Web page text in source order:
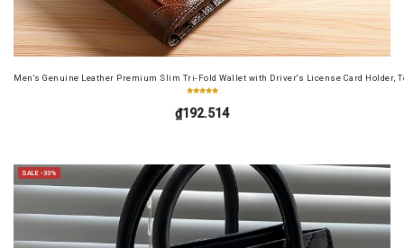
Men's Genuine Leather Premium Slim Tri-Fold Wallet with Driver's License Card Holder,
₫192.514
SALE -33%